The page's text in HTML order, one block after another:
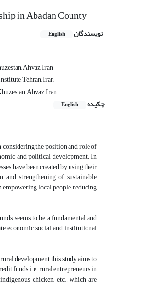
in Abadan County
نویسندگان English
Ahvaz, Iran
Tehran, Iran
Ahvaz, Iran
چکیده
English
the position and role of
and political development. In
have been created by using their
strengthening of sustainable
local people, reducing
seems to be a fundamental and
economic, social and institutional
development, this study aims to
funds, i.e. rural entrepreneurs in
chicken, etc., which are